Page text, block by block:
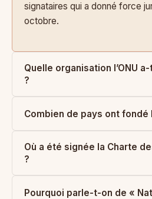
signataires qui a donné force
octobre.
Quelle organisation l’ONU
?
Combien de pays ont fondé
Où a été signée la Charte
?
Pourquoi parle-t-on de «